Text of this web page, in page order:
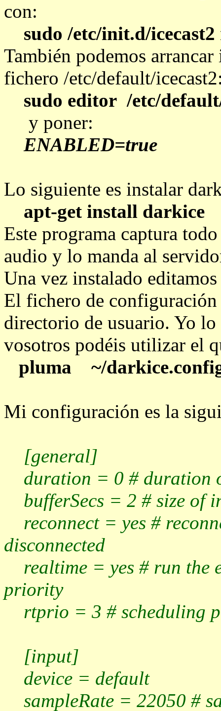
con:
sudo /etc/init.d/icecast2
También podemos
fichero /etc/default/
sudo editor /etc/
y poner:
ENABLED=true
Lo siguiente es instalar
apt-get install darkice
Este programa captura
audio y lo manda al
Una vez instalado
El fichero de configuración
directorio de usuario. Yo
vosotros podéis utilizar el
pluma ~/
Mi configuración es la
[general]
duration = 0 # duration
bufferSecs = 2 # size of
reconnect = yes #
disconnected
realtime = yes # run the
priority
rtprio = 3 # scheduling
[input]
device = default
sampleRate = 22050 #